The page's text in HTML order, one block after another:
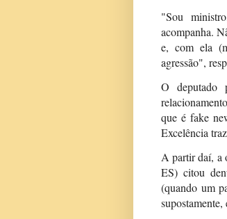
"Sou
acompanha.
e, com ela
agressão",
O deputado
que é fake
Excelência
A partir daí, a
ES) citou
(quando um